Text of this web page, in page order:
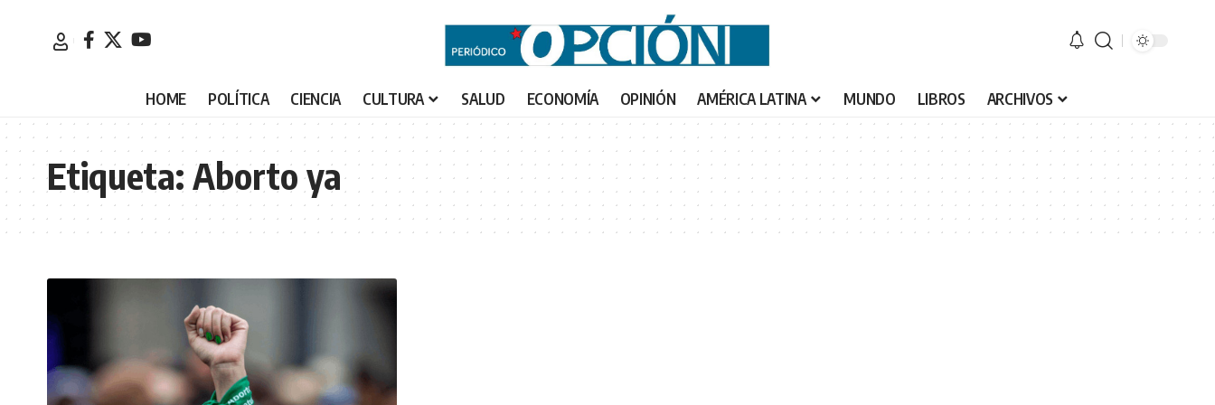
HOME POLÍTICA CIENCIA CULTURA SALUD ECONOMÍA OPINIÓN AMÉRICA LATINA MUNDO LIBROS ARCHIVOS
Etiqueta: Aborto ya